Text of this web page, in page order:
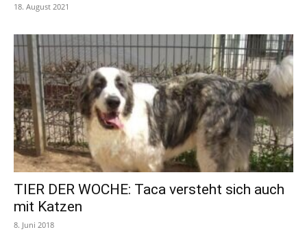
18. August 2021
TIER DER WOCHE: Taca versteht sich auch
mit Katzen
8. Juni 2018